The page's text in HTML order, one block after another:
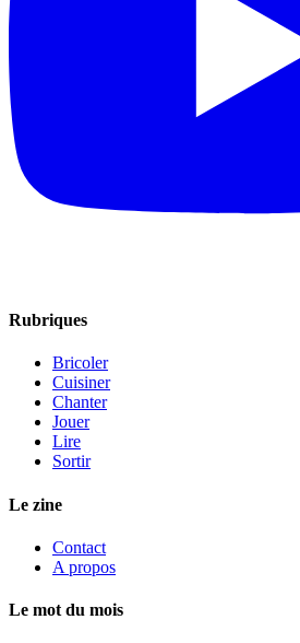
Rubriques
Bricoler
Cuisiner
Chanter
Jouer
Lire
Sortir
Le zine
Contact
A propos
Le mot du mois